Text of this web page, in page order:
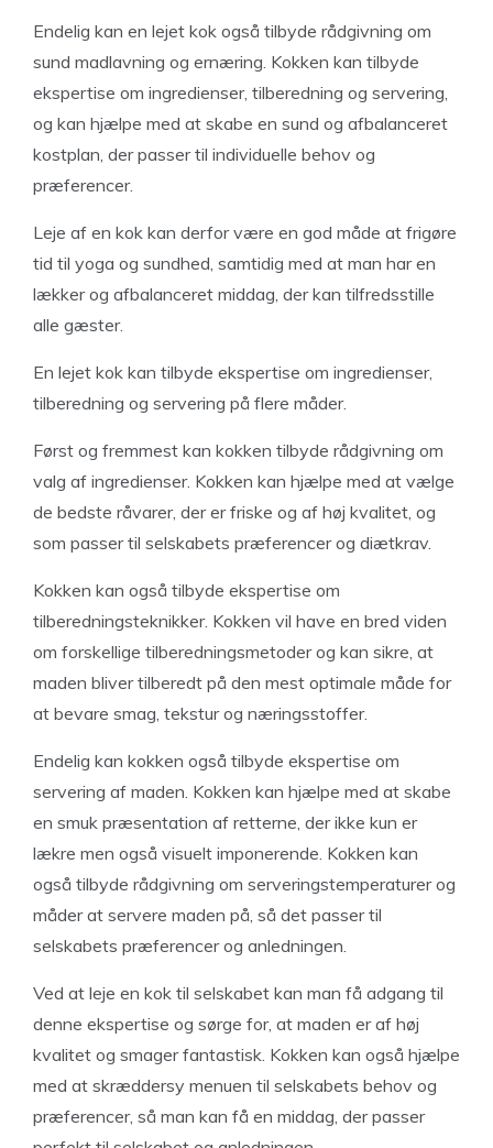
Endelig kan en lejet kok også tilbyde rådgivning om
sund madlavning og ernæring. Kokken kan tilbyde
ekspertise om ingredienser, tilberedning og servering,
og kan hjælpe med at skabe en sund og afbalanceret
kostplan, der passer til individuelle behov og
præferencer.
Leje af en kok kan derfor være en god måde at frigøre
tid til yoga og sundhed, samtidig med at man har en
lækker og afbalanceret middag, der kan tilfredsstille
alle gæster.
En lejet kok kan tilbyde ekspertise om ingredienser,
tilberedning og servering på flere måder.
Først og fremmest kan kokken tilbyde rådgivning om
valg af ingredienser. Kokken kan hjælpe med at vælge
de bedste råvarer, der er friske og af høj kvalitet, og
som passer til selskabets præferencer og diætkrav.
Kokken kan også tilbyde ekspertise om
tilberedningsteknikker. Kokken vil have en bred viden
om forskellige tilberedningsmetoder og kan sikre, at
maden bliver tilberedt på den mest optimale måde for
at bevare smag, tekstur og næringsstoffer.
Endelig kan kokken også tilbyde ekspertise om
servering af maden. Kokken kan hjælpe med at skabe
en smuk præsentation af retterne, der ikke kun er
lækre men også visuelt imponerende. Kokken kan
også tilbyde rådgivning om serveringstemperaturer og
måder at servere maden på, så det passer til
selskabets præferencer og anledningen.
Ved at leje en kok til selskabet kan man få adgang til
denne ekspertise og sørge for, at maden er af høj
kvalitet og smager fantastisk. Kokken kan også hjælpe
med at skræddersy menuen til selskabets behov og
præferencer, så man kan få en middag, der passer